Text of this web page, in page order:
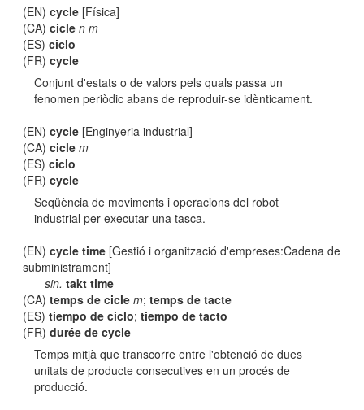
(EN)cycle [Física]
(CA)cicle n m
(ES)ciclo
(FR)cycle
Conjunt d'estats o de valors pels quals passa un
fenomen periòdic abans de reproduir-se idènticament.
(EN)cycle [Enginyeria industrial]
(CA)cicle m
(ES)ciclo
(FR)cycle
Seqüència de moviments i operacions del robot
industrial per executar una tasca.
(EN)cycle time [Gestió i organització d'empreses:Cadena de
subministrament]
sin. takt time
(CA)temps de cicle m;temps de tacte
(ES)tiempo de ciclo;tiempo de tacto
(FR)durée de cycle
Temps mitjà que transcorre entre l'obtenció de dues
unitats de producte consecutives en un procés de
producció.